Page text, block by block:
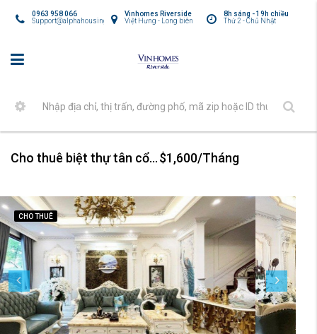
8h sáng - 19h chiều
Thứ 2 - Chủ Nhật
Vinhomes Riverside
Việt Hưng - Long biên
0963 958 066
Support@alphahousing.vn
Cho thuê biệt thự tân cổ điển cạnh hồ – Vinhomes The Harmony$1,600/Tháng
CHO THUÊ